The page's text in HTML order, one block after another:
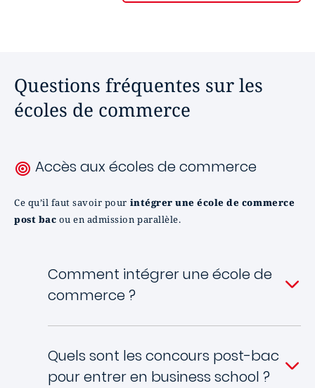
Questions fréquentes sur les
écoles de commerce
Accès aux écoles de commerce
Ce qu’il faut savoir pour intégrer une école de commerce
post bac ou en admission parallèle.
Comment intégrer une école de
commerce ?
Quels sont les concours post-bac
pour entrer en business school ?